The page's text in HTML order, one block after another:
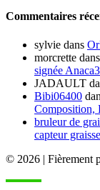
Commentaires
sylvie dans
morcrette dans
signée Anaca3
JADAULT
Bibi06400
Composition,
bruleur de
capteur
© 2026 | Fièrement